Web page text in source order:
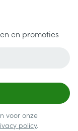
en promoties
voor onze
policy.